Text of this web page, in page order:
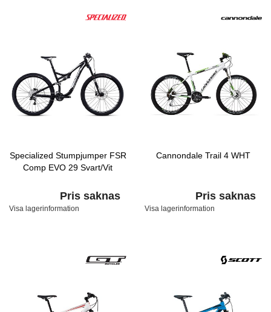
Specialized Stumpjumper FSR
Comp EVO 29 Svart/Vit
Pris saknas
Visa lagerinformation
Cannondale Trail 4 WHT
Pris saknas
Visa lagerinformation